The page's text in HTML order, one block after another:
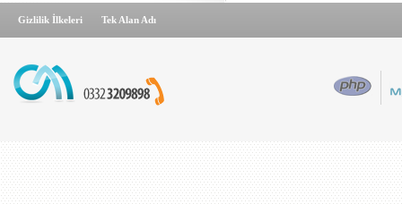
Gizlilik İlkeleri Tek Alan Adı